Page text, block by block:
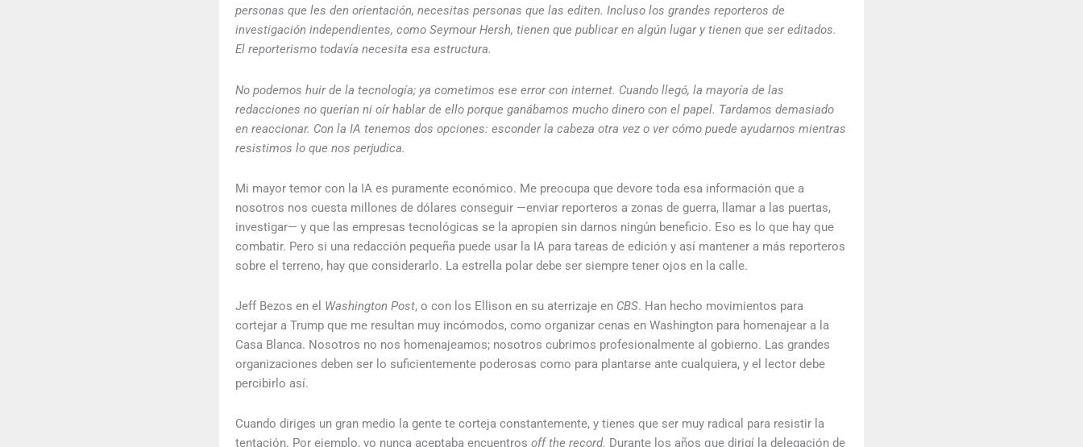
personas que les den orientación, necesitas personas que las editen. Incluso los grandes reporteros de
investigación independientes, como Seymour Hersh, tienen que publicar en algún lugar y tienen que ser editados.
El reporterismo todavía necesita esa estructura.
No podemos huir de la tecnología; ya cometimos ese error con internet. Cuando llegó, la mayoría de las
redacciones no querían ni oír hablar de ello porque ganábamos mucho dinero con el papel. Tardamos demasiado
en reaccionar. Con la IA tenemos dos opciones: esconder la cabeza otra vez o ver cómo puede ayudarnos mientras
resistimos lo que nos perjudica.
Mi mayor temor con la IA es puramente económico. Me preocupa que devore toda esa información que a
nosotros nos cuesta millones de dólares conseguir —enviar reporteros a zonas de guerra, llamar a las puertas,
investigar— y que las empresas tecnológicas se la apropien sin darnos ningún beneficio. Eso es lo que hay que
combatir. Pero si una redacción pequeña puede usar la IA para tareas de edición y así mantener a más reporteros
sobre el terreno, hay que considerarlo. La estrella polar debe ser siempre tener ojos en la calle.
Jeff Bezos en el Washington Post, o con los Ellison en su aterrizaje en CBS. Han hecho movimientos para
cortejar a Trump que me resultan muy incómodos, como organizar cenas en Washington para homenajear a la
Casa Blanca. Nosotros no nos homenajeamos; nosotros cubrimos profesionalmente al gobierno. Las grandes
organizaciones deben ser lo suficientemente poderosas como para plantarse ante cualquiera, y el lector debe
percibirlo así.
Cuando diriges un gran medio la gente te corteja constantemente, y tienes que ser muy radical para resistir la
tentación. Por ejemplo, yo nunca aceptaba encuentros off the record. Durante los años que dirigí la delegación de